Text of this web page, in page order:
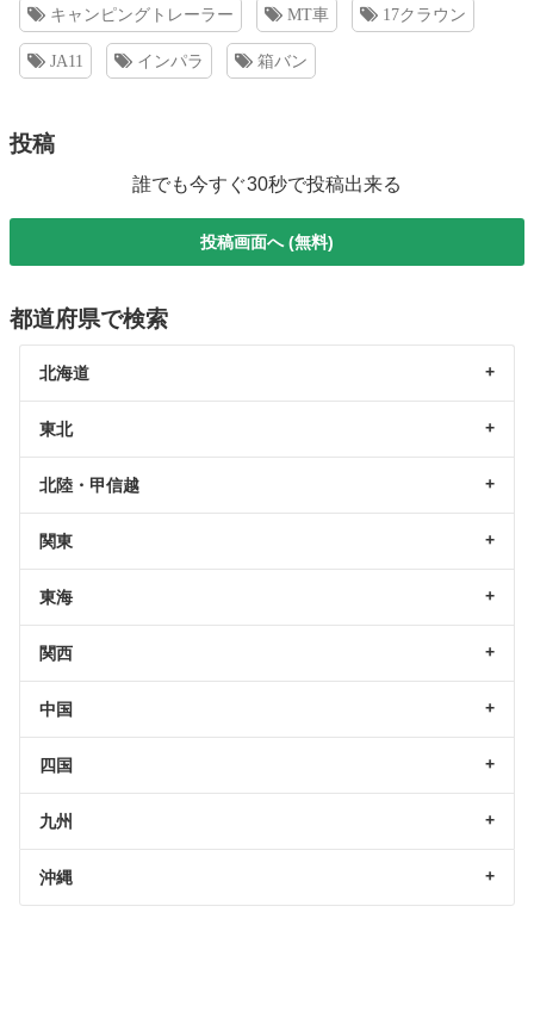
キャンピングトレーラー MT車 17クラウン
JA11 インパラ 箱バン
投稿
誰でも今すぐ30秒で投稿出来る
投稿画面へ (無料)
都道府県で検索
北海道
東北
北陸・甲信越
関東
東海
関西
中国
四国
九州
沖縄